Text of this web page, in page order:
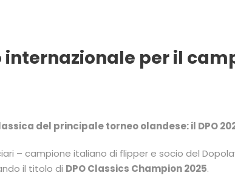
internazionale per il
del principale torneo olandese: il DPO
– campione italiano di flipper e socio del
il titolo di DPO Classics Champion 2025.